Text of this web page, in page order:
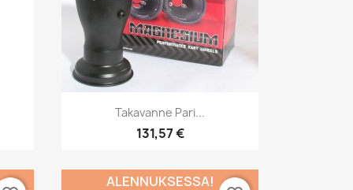
Pikakatselu
Takavanne Pari...
131,57 €
ALENNUKSESSA!